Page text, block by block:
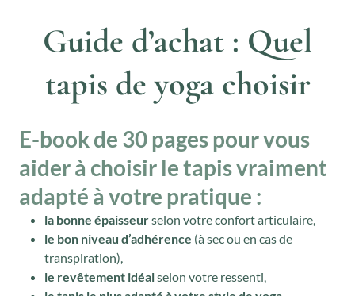
Guide d’achat : Quel
tapis de yoga choisir
E-book de 30 pages pour vous
aider à choisir le tapis vraiment
adapté à votre pratique :
la bonne épaisseurselon votre confort articulaire,
le bon niveau d’adhérence (à sec ou en cas de
transpiration),
le revêtement idéalselon votre ressenti,